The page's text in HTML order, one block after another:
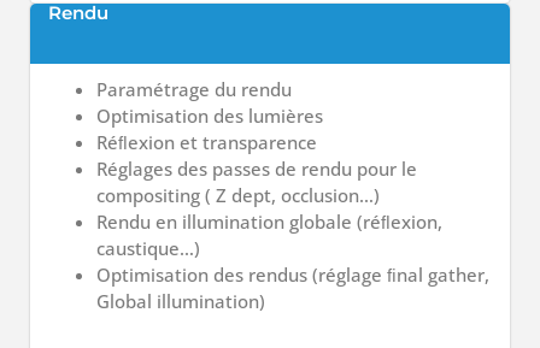
Rendu
Paramétrage du rendu
Optimisation des lumières
Réﬂexion et transparence
Réglages des passes de rendu pour le
compositing ( Z dept, occlusion…)
Rendu en illumination globale (réﬂexion,
caustique…)
Optimisation des rendus (réglage ﬁnal gather,
Global illumination)